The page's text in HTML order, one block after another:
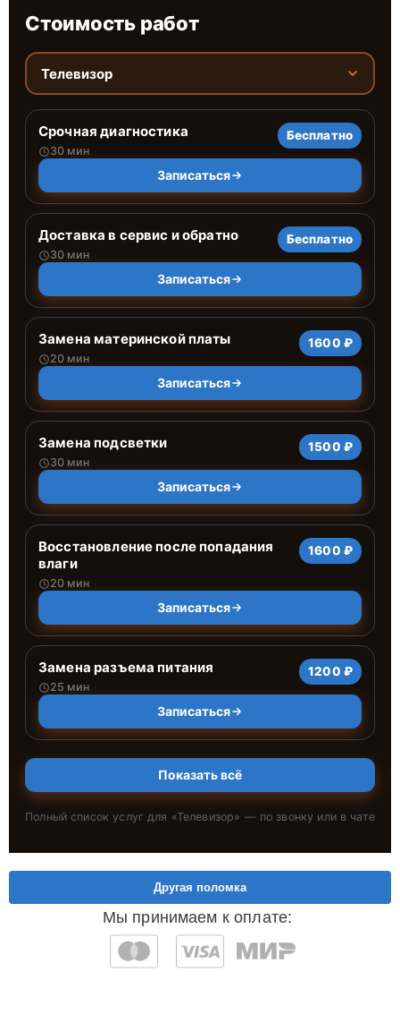
Стоимость работ
Телевизор
Срочная диагностика
30 мин
Бесплатно
Записаться
Доставка в сервис и обратно
30 мин
Бесплатно
Записаться
Замена материнской платы
20 мин
1600 ₽
Записаться
Замена подсветки
30 мин
1500 ₽
Записаться
Восстановление после попадания
влаги
20 мин
1600 ₽
Записаться
Замена разъема питания
25 мин
1200 ₽
Записаться
Показать всё
Полный список услуг для «Телевизор» — по звонку или в чате
Мы принимаем к оплате:
Другая поломка